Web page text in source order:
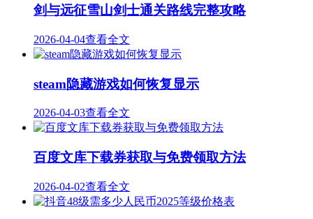
剑与远征雪山剑士通关路线完整攻略
2026-04-04查看全文
steam隐藏游戏如何恢复显示
2026-04-03查看全文
百度文库下载券获取与免费领取方法
2026-04-02查看全文